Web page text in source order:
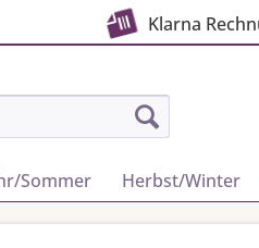
Klarna
Sommer Herbst/Winter